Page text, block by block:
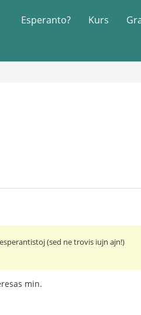
Esperanto? Kurs
(sed ne trovis iujn ajn!)
min.